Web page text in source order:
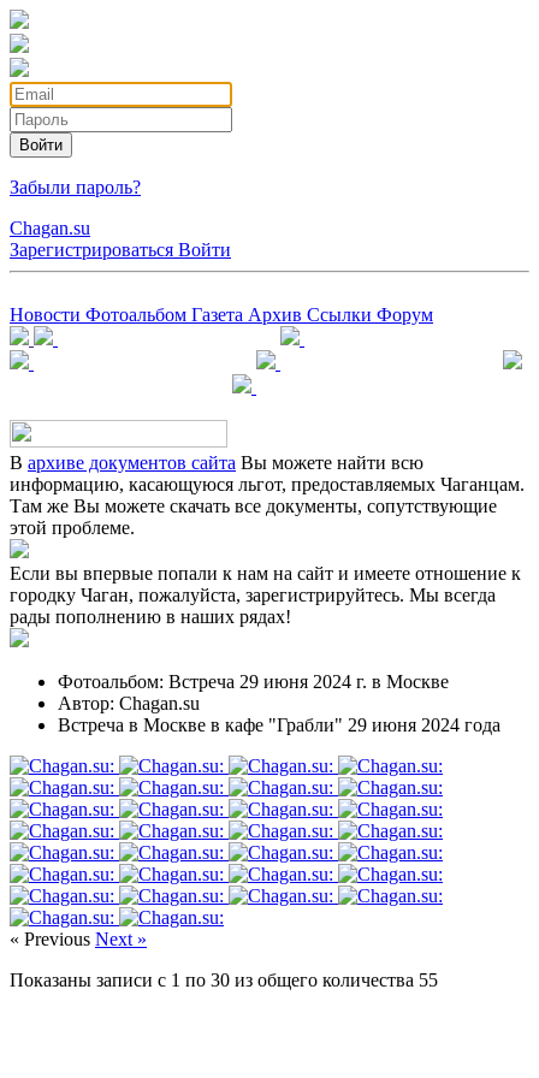
Войти
Забыли пароль?
Chagan.su
Зарегистрироваться Войти
Новости Фотоальбом Газета Архив Ссылки Форум
В архиве документов сайта Вы можете найти всю
информацию, касающуюся льгот, предоставляемых Чаганцам.
Там же Вы можете скачать все документы, сопутствующие
этой проблеме.
Если вы впервые попали к нам на сайт и имеете отношение к
городку Чаган, пожалуйста, зарегистрируйтесь. Мы всегда
рады пополнению в наших рядах!
Фотоальбом: Встреча 29 июня 2024 г. в Москве
Автор: Chagan.su
Встреча в Москве в кафе "Грабли" 29 июня 2024 года
« Previous Next »
Показаны записи с 1 по 30 из общего количества 55